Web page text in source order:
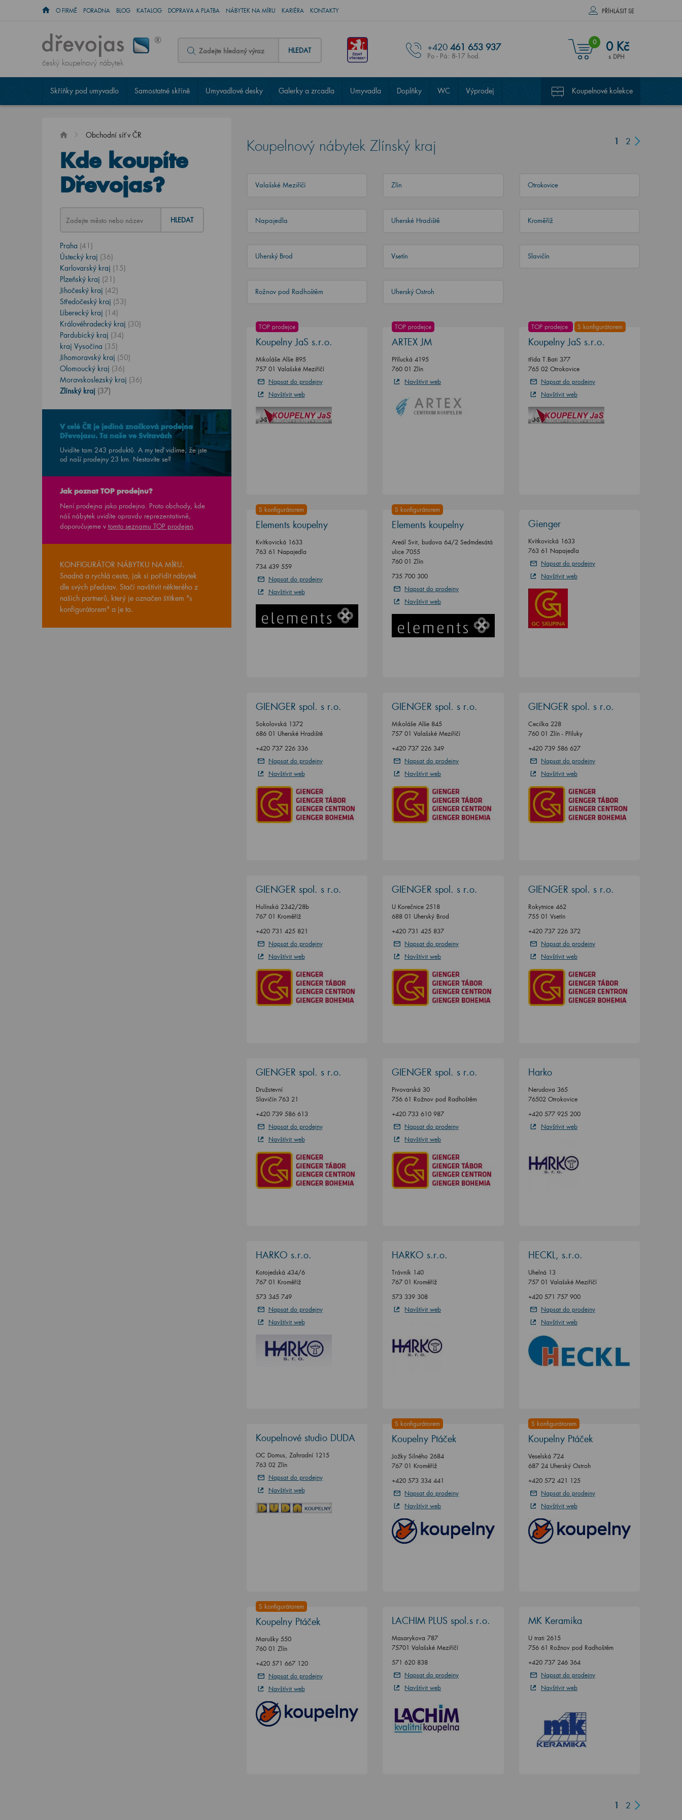
O FIRMĚ PORADNA BLOG KATALOG DOPRAVA A PLATBA NÁBYTEK NA MÍRU KARIÉRA KONTAKTY PŘÍHLÁSIT SE
český koupelnový nábytek
HLEDAT +420 461 653 937
Po - Pá: 8-17 hod.
0 0 Kč
s DPH
Skříňky pod umyvadlo Samostatné skříně Umyvadlové desky Galerky a zrcadla Umyvadla Doplňky WC Výprodej Koupelnové kolekce
Obchodní síť v ČR
Kde koupíte
Dřevojas?
HLEDAT
Praha (41)
Ústecký kraj (36)
Karlovarský kraj (15)
Plzeňský kraj (21)
Jihočeský kraj (42)
Středočeský kraj (53)
Liberecký kraj (14)
Královéhradecký kraj (30)
Pardubický kraj (34)
kraj Vysočina (35)
Jihomoravský kraj (50)
Olomoucký kraj (36)
Moravskoslezský kraj (36)
Zlínský kraj (37)
V celé ČR je jediná značková prodejna
Dřevojasu. Ta naše ve Svitavách
Uvidíte tam 243 produktů. A my teď vidíme, že jste
od naší prodejny 23 km. Nestavíte se?
Jak poznat TOP prodejnu?
Není prodejna jako prodejna. Proto obchody, kde
náš nábytek uvidíte opravdu reprezentativně,
doporučujeme v tomto seznamu TOP prodejen
KONFIGURÁTOR NÁBYTKU NA MÍRU.
Snadná a rychlá cesta, jak si pořídit nábytek
dle svých představ. Stačí navštívit některého z
našich partnerů, který je označen štítkem "s
konfigurátorem" a je to.
Koupelnový nábytek Zlínský kraj 1 2
Valašské Meziříčí Zlín Otrokovice
Napajedla Uherské Hradiště Kroměříž
Uherský Brod Vsetín Slavičín
Rožnov pod Radhoštěm Uherský Ostroh
TOP prodejce
Koupelny JaS s.r.o.
Mikoláše Alše 895
757 01 Valašské Meziříčí
Napsat do prodejny
Navštívit web
TOP prodejce
ARTEX JM
Přílucká 4195
760 01 Zlín
Navštívit web
TOP prodejce S konfigurátorem
Koupelny JaS s.r.o.
třída T.Bati 377
765 02 Otrokovice
Napsat do prodejny
Navštívit web
S konfigurátorem
Elements koupelny
Kvítkovická 1633
763 61 Napajedla
734 439 559
Napsat do prodejny
Navštívit web
S konfigurátorem
Elements koupelny
Areál Svit, budova 64/2 Sedmdesátá
ulice 7055
760 01 Zlín
735 700 300
Napsat do prodejny
Navštívit web
Gienger
Kvítkovická 1633
763 61 Napajedla
Napsat do prodejny
Navštívit web
GIENGER spol. s r.o.
Sokolovská 1372
686 01 Uherské Hradiště
+420 737 226 336
Napsat do prodejny
Navštívit web
GIENGER spol. s r.o.
Mikoláše Alše 845
757 01 Valašské Meziříčí
+420 737 226 349
Napsat do prodejny
Navštívit web
GIENGER spol. s r.o.
Cecilka 228
760 01 Zlín - Příluky
+420 739 586 627
Napsat do prodejny
Navštívit web
GIENGER spol. s r.o.
Hulínská 2342/28b
767 01 Kroměříž
+420 731 425 821
Napsat do prodejny
Navštívit web
GIENGER spol. s r.o.
U Korečnice 2518
688 01 Uherský Brod
+420 731 425 837
Napsat do prodejny
Navštívit web
GIENGER spol. s r.o.
Rokytnice 462
755 01 Vsetín
+420 737 226 372
Napsat do prodejny
Navštívit web
GIENGER spol. s r.o.
Družstevní
Slavičín 763 21
+420 739 586 613
Napsat do prodejny
Navštívit web
GIENGER spol. s r.o.
Pivovarská 30
756 61 Rožnov pod Radhoštěm
+420 733 610 987
Napsat do prodejny
Navštívit web
Harko
Nerudova 365
76502 Otrokovice
+420 577 925 200
Navštívit web
HARKO s.r.o.
Kotojedská 434/6
767 01 Kroměříž
573 345 749
Napsat do prodejny
Navštívit web
HARKO s.r.o.
Trávník 140
767 01 Kroměříž
573 339 308
Navštívit web
HECKL, s.r.o.
Uhelná 13
757 01 Valašské Meziříčí
+420 571 757 900
Napsat do prodejny
Navštívit web
Koupelnové studio DUDA
OC Domus, Zahradní 1215
763 02 Zlín
Napsat do prodejny
Navštívit web
S konfigurátorem
Koupelny Ptáček
Jožky Silného 2684
767 01 Kroměříž
+420 573 334 441
Napsat do prodejny
Navštívit web
S konfigurátorem
Koupelny Ptáček
Veselská 724
687 24 Uherský Ostroh
+420 572 421 125
Napsat do prodejny
Navštívit web
S konfigurátorem
Koupelny Ptáček
Marušky 550
760 01 Zlín
+420 571 667 120
Napsat do prodejny
Navštívit web
LACHIM PLUS spol.s r.o.
Masarykova 787
75701 Valašské Meziříčí
571 620 838
Napsat do prodejny
Navštívit web
MK Keramika
U trati 2615
756 61 Rožnov pod Radhoštěm
+420 737 246 364
Napsat do prodejny
Navštívit web
1 2